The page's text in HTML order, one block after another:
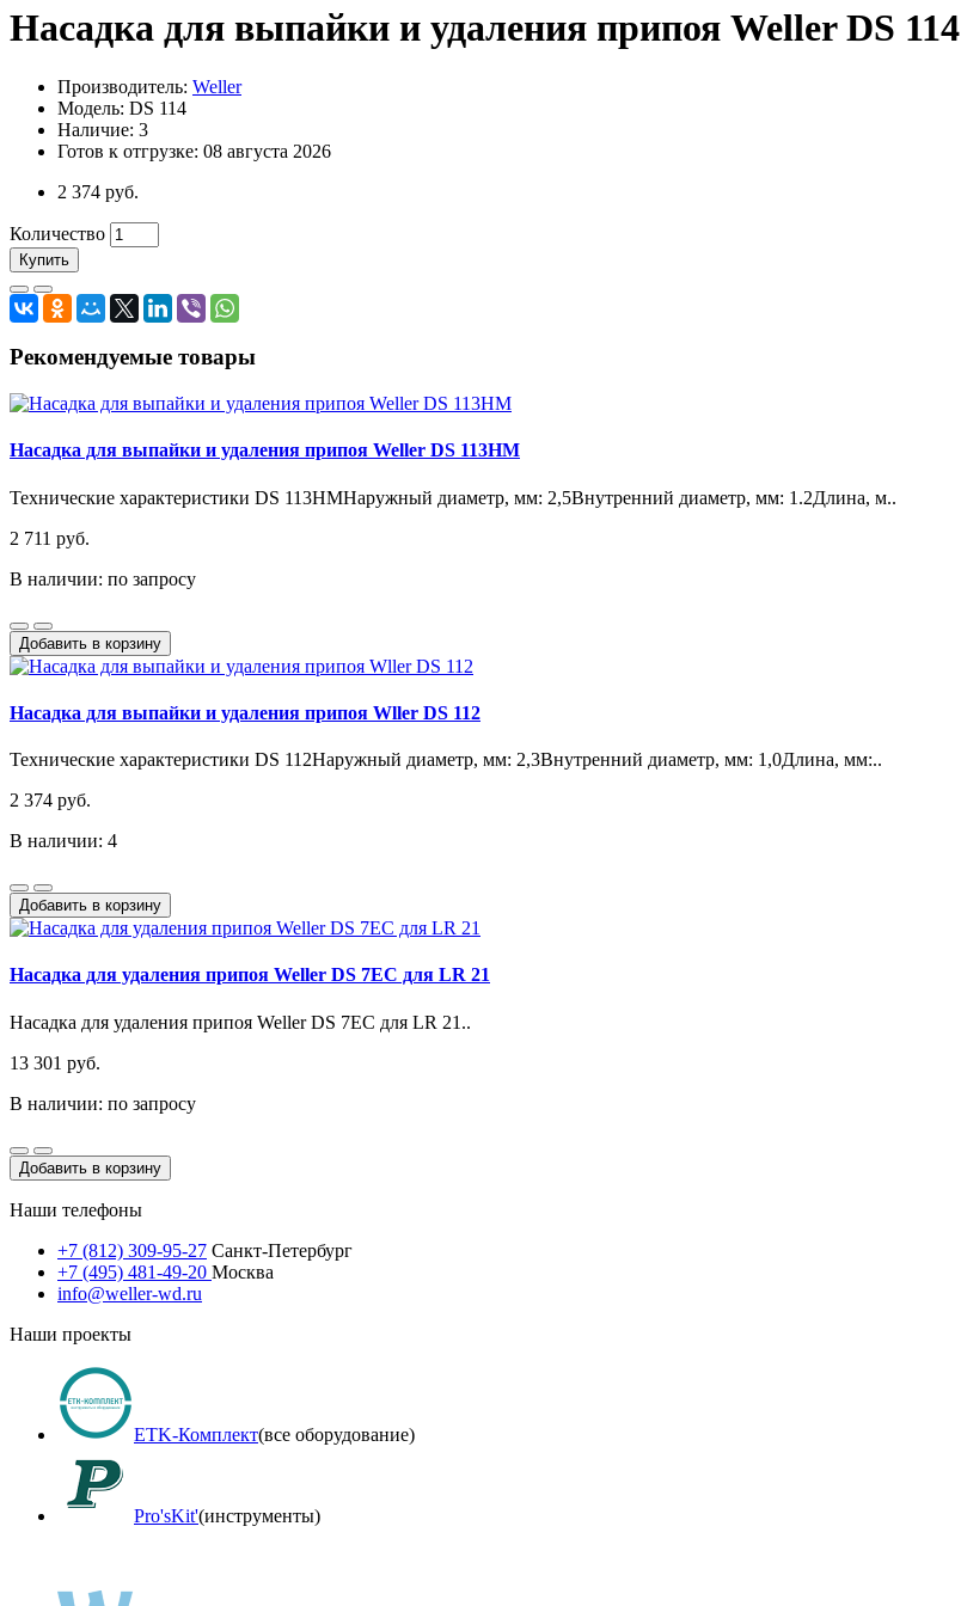
Насадка для выпайки и удаления припоя Weller DS 114
Производитель: Weller
Модель: DS 114
Наличие: 3
Готов к отгрузке: 08 августа 2026
2 374 руб.
Количество
Купить
Рекомендуемые товары
Насадка для выпайки и удаления припоя Weller DS 113HM
Технические характеристики DS 113HMНаружный диаметр, мм: 2,5Внутренний диаметр, мм: 1.2Длина, м..
2 711 руб.
В наличии: по запросу
Добавить в корзину
Насадка для выпайки и удаления припоя Wller DS 112
Технические характеристики DS 112Наружный диаметр, мм: 2,3Внутренний диаметр, мм: 1,0Длина, мм:..
2 374 руб.
В наличии: 4
Добавить в корзину
Насадка для удаления припоя Weller DS 7EC для LR 21
Насадка для удаления припоя Weller DS 7EC для LR 21..
13 301 руб.
В наличии: по запросу
Добавить в корзину
Наши телефоны
+7 (812) 309-95-27 Санкт-Петербург
+7 (495) 481-49-20 Москва
info@weller-wd.ru
Наши проекты
ETK-Комплект(все оборудование)
Pro'sKit'(инструменты)